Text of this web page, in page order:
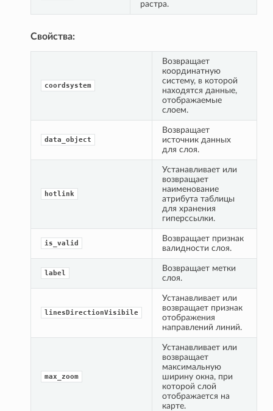
растра.
Свойства:
coordsystem
Возвращает
координатную
систему, в которой
находятся данные,
отображаемые
слоем.
data_object
Возвращает
источник данных
для слоя.
hotlink
Устанавливает или
возвращает
наименование
атрибута таблицы
для хранения
гиперссылки.
is_valid
Возвращает признак
валидности слоя.
label
Возвращает метки
слоя.
linesDirectionVisibile
Устанавливает или
возвращает признак
отображения
направлений линий.
max_zoom
Устанавливает или
возвращает
максимальную
ширину окна, при
которой слой
отображается на
карте.